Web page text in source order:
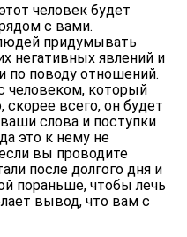
человек будет
с вами.
придумывать
негативных явлений и
по поводу отношений.
человеком, который
скорее всего, он будет
слова и поступки
это к нему не
вы проводите
после долгого дня и
пораньше, чтобы лечь
вывод, что вам с